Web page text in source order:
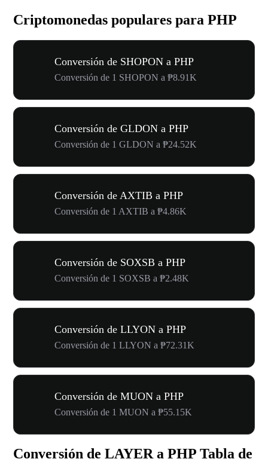
Criptomonedas populares para PHP
Conversión de SHOPON a PHP
Conversión de 1 SHOPON a ₱8.91K
Conversión de GLDON a PHP
Conversión de 1 GLDON a ₱24.52K
Conversión de AXTIB a PHP
Conversión de 1 AXTIB a ₱4.86K
Conversión de SOXSB a PHP
Conversión de 1 SOXSB a ₱2.48K
Conversión de LLYON a PHP
Conversión de 1 LLYON a ₱72.31K
Conversión de MUON a PHP
Conversión de 1 MUON a ₱55.15K
Conversión de LAYER a PHP Tabla de